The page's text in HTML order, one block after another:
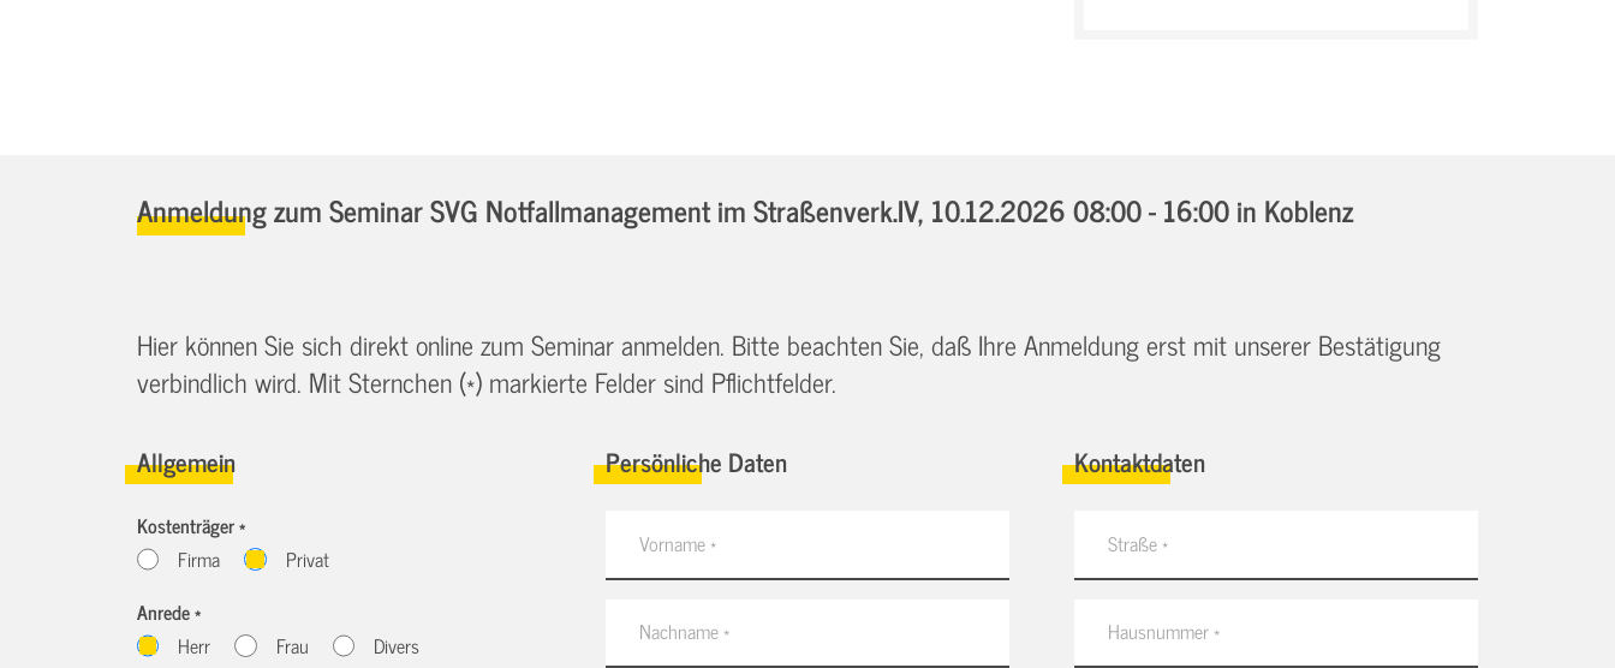
Anmeldung zum Seminar SVG Notfallmanagement im Straßenverk.IV, 10.12.2026 08:00 - 16:00in Koblenz
Hier können Sie sich direkt online zum Seminar anmelden. Bitte beachten Sie, daß Ihre Anmeldung erst mit unserer Bestätigung
verbindlich wird. Mit Sternchen (*) markierte Felder sind Pflichtfelder.
Allgemein
Kostenträger *
Firma
Privat
Anrede *
Herr
Frau Divers
Persönliche Daten Kontaktdaten